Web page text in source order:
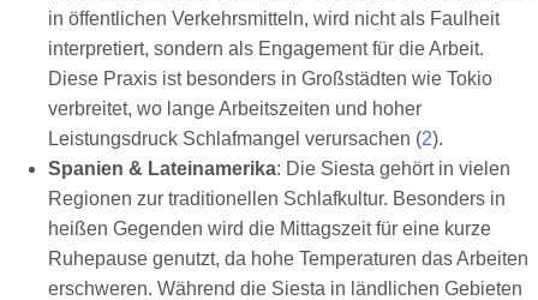
in öffentlichen Verkehrsmitteln, wird nicht als Faulheit
interpretiert, sondern als Engagement für die Arbeit.
Diese Praxis ist besonders in Großstädten wie Tokio
verbreitet, wo lange Arbeitszeiten und hoher
Leistungsdruck Schlafmangel verursachen (2).
Spanien & Lateinamerika: Die Siesta gehört in vielen
Regionen zur traditionellen Schlafkultur. Besonders in
heißen Gegenden wird die Mittagszeit für eine kurze
Ruhepause genutzt, da hohe Temperaturen das Arbeiten
erschweren. Während die Siesta in ländlichen Gebieten